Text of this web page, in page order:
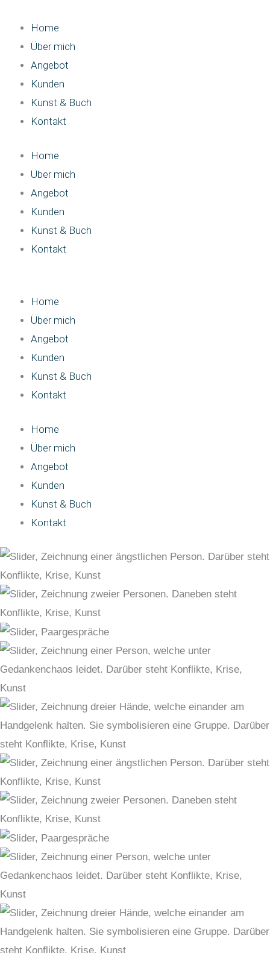
Inhalt
springen
Home
Über mich
Angebot
Kunden
Kunst & Buch
Kontakt
Home
Über mich
Angebot
Kunden
Kunst & Buch
Kontakt
Home
Über mich
Angebot
Kunden
Kunst & Buch
Kontakt
Home
Über mich
Angebot
Kunden
Kunst & Buch
Kontakt